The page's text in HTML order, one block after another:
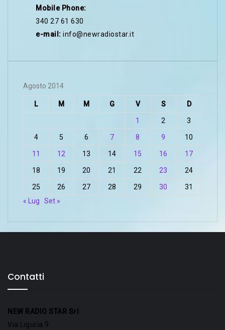
Mobile Phone:
340 27 61 630
e-mail: info@newradiostar.it
Agosto 2014
L M M G V S D
1 2 3
4 5 6 7 8 9 10
11 12 13 14 15 16 17
18 19 20 21 22 23 24
25 26 27 28 29 30
31
« Lug
Set »
Contatti
NEW RADIO STAR Srl
Via Liguria 9